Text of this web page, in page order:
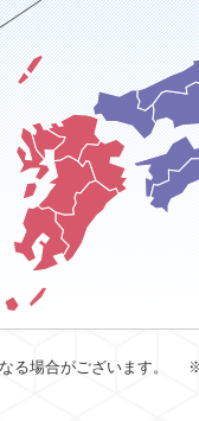
る場合がございます。